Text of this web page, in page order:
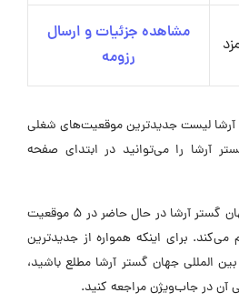
مشاهده جزئیات و ارسال
رزومه
آرشا لیست جدیدترین موقعیت‌های شغلی
آرشا را می‌توانید در ابتدای صفحه
شرکت بین المللی جهان گستر آرشا در حال حاضر در ۵ موقعیت
برای اینکه همواره از جدیدترین
المللی جهان گستر آرشا مطلع باشید،
در جاب‌ویژن مراجعه کنید.